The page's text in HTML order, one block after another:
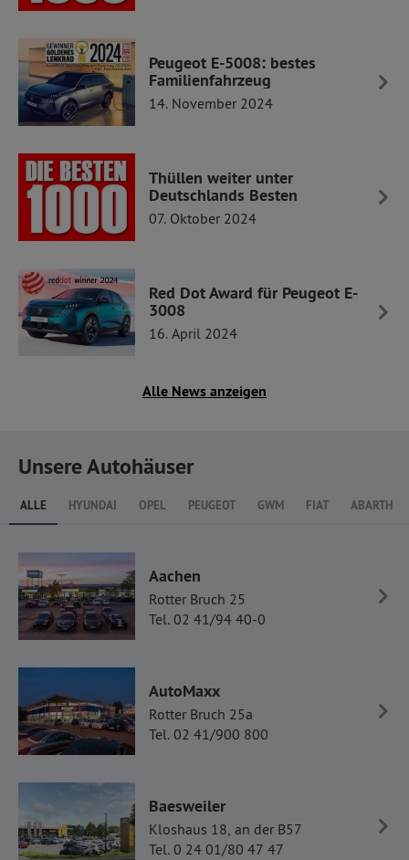
Peugeot E-5008: bestes
Familienfahrzeug
14. November 2024
Thüllen weiter unter
Deutschlands Besten
07. Oktober 2024
Red Dot Award für Peugeot E-
3008
16. April 2024
Alle News anzeigen
Unsere Autohäuser
ALLE HYUNDAI OPEL PEUGEOT GWM FIAT ABARTH
Aachen
Rotter Bruch 25
Tel. 02 41/94 40-0
AutoMaxx
Rotter Bruch 25a
Tel. 02 41/900 800
Baesweiler
Kloshaus 18, an der B57
Tel. 0 24 01/80 47 47